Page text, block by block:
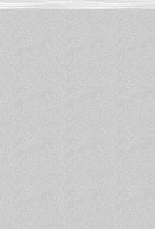
PowerBook - MacBook Pro